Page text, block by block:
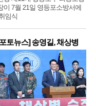
이 7월 21일 영등포소방서에
임식
토뉴스] 송영길, 채상병